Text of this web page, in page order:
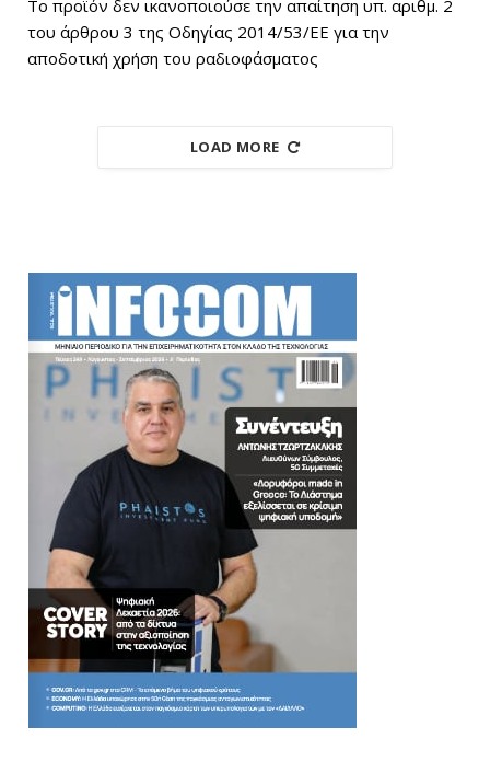
Το προϊόν δεν ικανοποιούσε την απαίτηση υπ. αριθμ. 2
του άρθρου 3 της Οδηγίας 2014/53/ΕΕ για την
αποδοτική χρήση του ραδιοφάσματος
LOAD MORE